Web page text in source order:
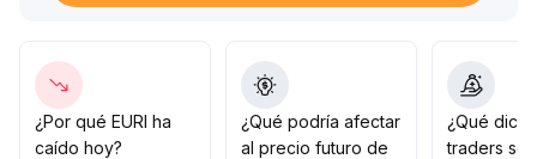
de medias móviles clave
Solo después de confirmar un claro impulso alcista se
pueden aumentar las posiciones de manera selectiva.
Como resistencia a corto plazo, obsérvese la zona de
¿Por qué EURI ha
caído hoy?
¿Qué podría afectar
al precio futuro de
¿Qué
traders